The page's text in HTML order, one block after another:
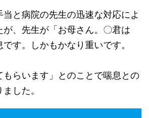
と病院の先生の迅速な対応によ
が、先生が「お母さん。〇君は
す。しかもかなり重いです。
もらいます」とのことで喘息との
した。